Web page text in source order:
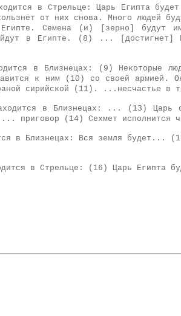
в Стрельце: Царь Египта
от них снова. Много людей
Семена (и) [зерно] будут
в Египте. (8) ... [достигнет]
в Близнецах: (9) Некоторые
к ним (10) со своей армией.
сирийской (11). ...несчастье в
в Близнецах: ... (13) Царь
приговор (14) Сехмет исполнится
в Близнецах: Вся земля будет...
в Стрельце: (16) Царь Египта